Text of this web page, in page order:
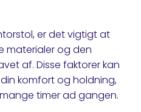
er det vigtigt at
og den
af. Disse faktorer kan
komfort og holdning,
timer ad gangen.